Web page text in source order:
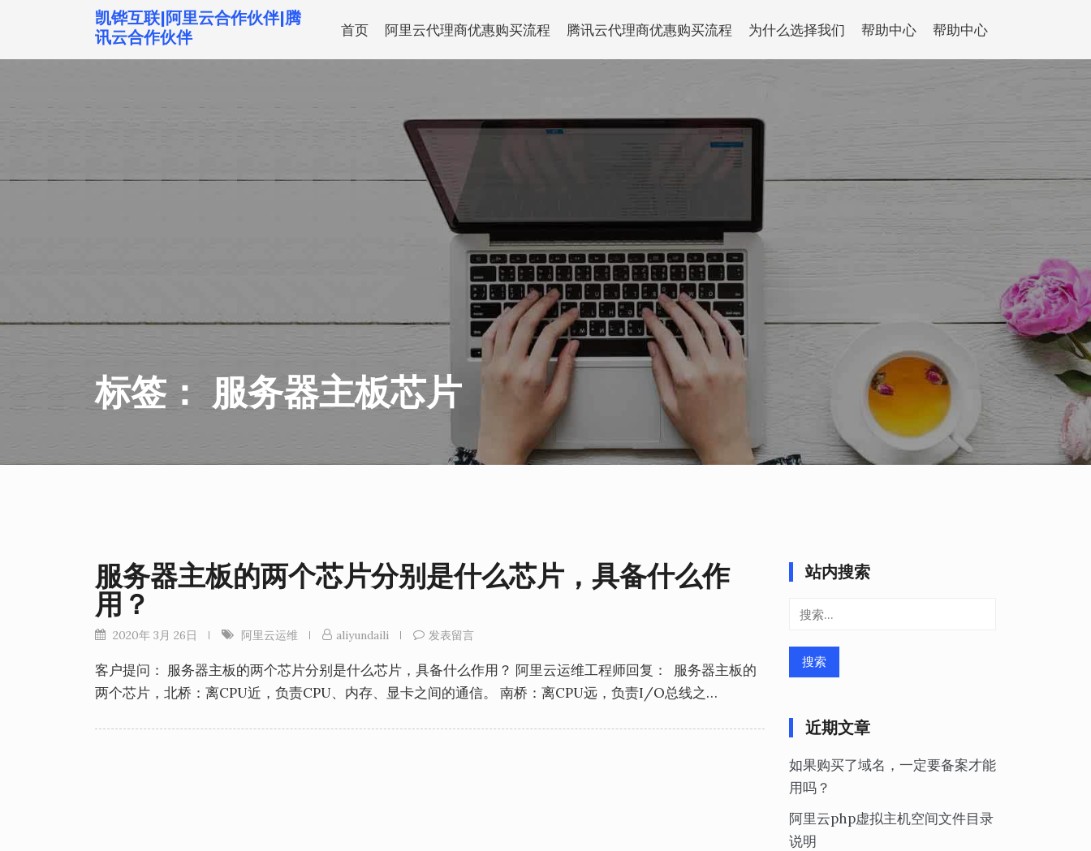
到
凯铧互联|阿里云合作伙伴|腾
讯云合作伙伴
首页 阿里云代理商优惠购买流程 腾讯云代理商优惠购买流程 为什么选择我们 帮助中心 帮助中心
标签： 服务器主板芯片
服务器主板的两个芯片分别是什么芯片，具备什么作
用？
2020年 3月 26日 阿里云运维 aliyundaili 发表留言
客户提问： 服务器主板的两个芯片分别是什么芯片，具备什么作用？ 阿里云运维工程师回复： 服务器主板的
两个芯片，北桥：离CPU近，负责CPU、内存、显卡之间的通信。 南桥：离CPU远，负责I/O总线之…
站内搜索
搜
近期文章
如果购买了域名，一定要备案才能
用吗？
阿里云php虚拟主机空间文件目录
说明